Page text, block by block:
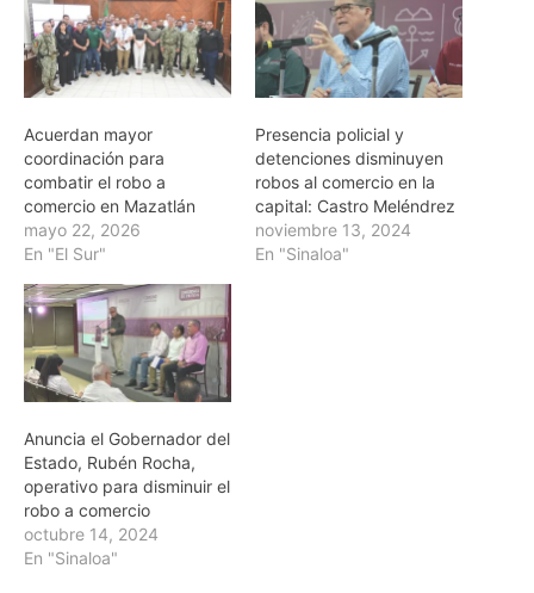
Acuerdan mayor
coordinación para
combatir el robo a
comercio en Mazatlán
mayo 22, 2026
En "El Sur"
Presencia policial y
detenciones disminuyen
robos al comercio en la
capital: Castro Meléndrez
noviembre 13, 2024
En "Sinaloa"
Anuncia el Gobernador del
Estado, Rubén Rocha,
operativo para disminuir el
robo a comercio
octubre 14, 2024
En "Sinaloa"